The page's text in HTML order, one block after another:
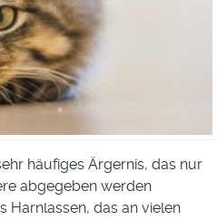
häufiges Ärgernis, das nur
abgegeben werden
Harnlassen, das an vielen